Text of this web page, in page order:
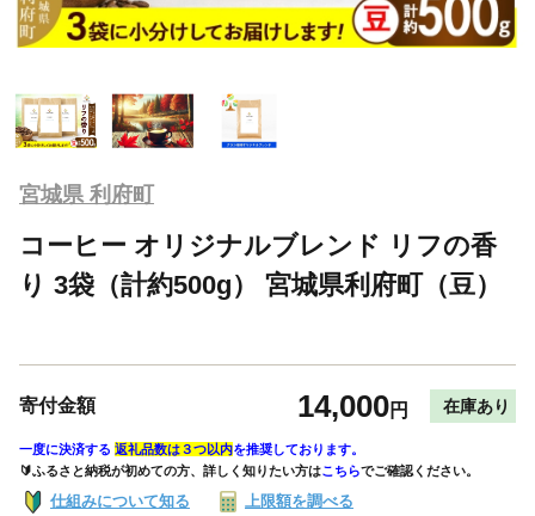
宮城県 利府町
コーヒー オリジナルブレンド リフの香
り 3袋（計約500g） 宮城県利府町（豆）
寄付金額 14,000円 在庫あり
一度に決済する 返礼品数は３つ以内を推奨しております。
🔰ふるさと納税が初めての方、詳しく知りたい方はこちらでご確認ください。
仕組みについて知る 上限額を調べる